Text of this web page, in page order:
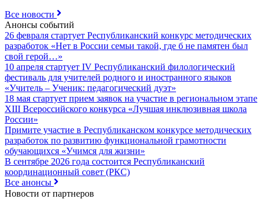
Все новости
Анонсы событий
26 февраля стартует Республиканский конкурс методических
разработок «Нет в России семьи такой, где б не памятен был
свой герой…»
10 апреля стартует IV Республиканский филологический
фестиваль для учителей родного и иностранного языков
«Учитель – Ученик: педагогический дуэт»
18 мая стартует прием заявок на участие в региональном этапе
XIII Всероссийского конкурса «Лучшая инклюзивная школа
России»
Примите участие в Республиканском конкурсе методических
разработок по развитию функциональной грамотности
обучающихся «Учимся для жизни»
В сентябре 2026 года состоится Республиканский
координационный совет (РКС)
Все анонсы
Новости от партнеров